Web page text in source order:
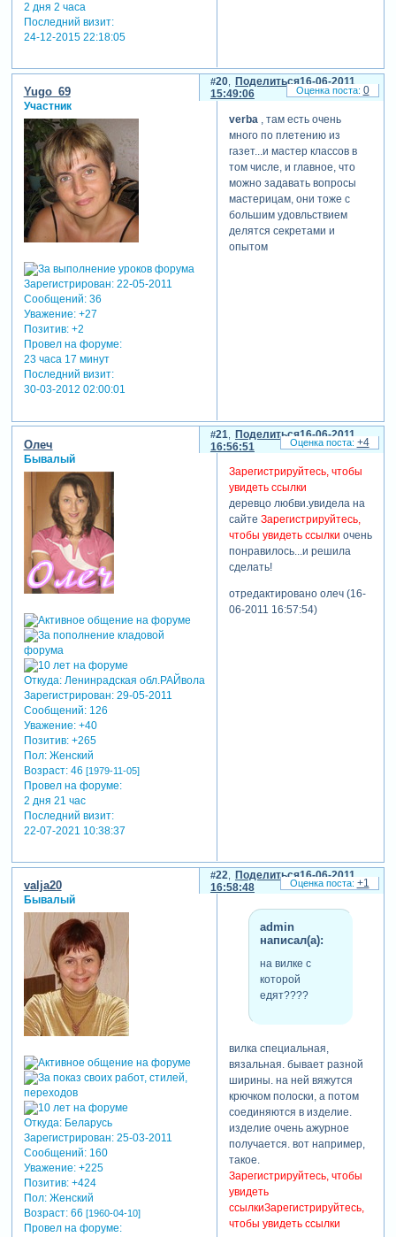
Зарегистрируйтесь, чтобы
увидеть ссылкина
страничку мастерицы. у нее
все доходчиво описано, с
отредактировано leila (17-
06-2011 00:34:29)
2 дня 2 часа
Последний визит:
24-12-2015 22:18:05
Поделиться
20
16-06-2011
15:49:06
Yugo_69
Участник
Зарегистрирован: 22-05-2011
Сообщений:36
Уважение: +27
Позитив: +2
Провел на форуме:
23 часа 17 минут
Последний визит:
30-03-2012 02:00:01
verba, там есть очень
много по плетению из
газет...и мастер классов в
том числе, и главное, что
можно задавать вопросы
мастерицам, они тоже с
большим удовльствием
делятся секретами и
опытом
0
Поделиться
21
16-06-2011
16:56:51
Олеч
Бывалый
Откуда:Ленинрадская обл.РАЙвола
Зарегистрирован: 29-05-2011
Сообщений:126
Уважение: +40
Позитив: +265
Пол:Женский
Возраст:46 [1979-11-05]
Провел на форуме:
2 дня 21 час
Последний визит:
22-07-2021 10:38:37
Зарегистрируйтесь, чтобы
увидеть ссылки
деревцо любви.увидела на
сайте Зарегистрируйтесь,
чтобы увидеть ссылки очень
понравилось...и решила
сделать!
отредактировано олеч (16-
06-2011 16:57:54)
+4
Поделиться
22
16-06-2011
16:58:48
valja20
Бывалый
Откуда:Беларусь
Зарегистрирован: 25-03-2011
Сообщений:160
Уважение: +225
Позитив: +424
Пол:Женский
Возраст:66 [1960-04-10]
Провел на форуме:
admin
написал(а):
на вилке с
которой
едят????
вилка специальная,
вязальная. бывает разной
ширины. на ней вяжутся
крючком полоски, а потом
соединяются в изделие.
изделие очень ажурное
получается. вот например,
такое.
Зарегистрируйтесь, чтобы
увидеть
ссылкиЗарегистрируйтесь,
чтобы увидеть ссылки
+1